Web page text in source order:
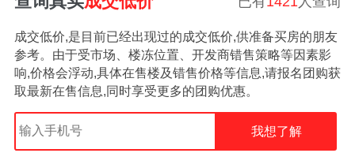
成交低价,是目前已经出现过的成交低价,供准备买房的朋友
参考。由于受市场、楼冻位置、开发商错售策略等因素影
响,价格会浮动,具体在售楼及错售价格等信息,请报名团购获
取最新在售信息,同时享受更多的团购优惠。
我想了解